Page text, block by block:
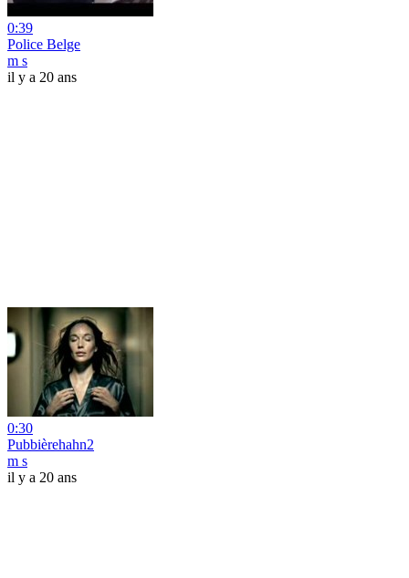
0:39
Police Belge
m s
il y a 20 ans
0:30
Pubbièrehahn2
m s
il y a 20 ans